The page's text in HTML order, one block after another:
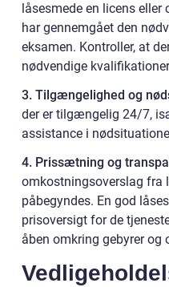
låsesmede en licens eller
har gennemgået den
eksamen. Kontroller, at
nødvendige
3. Tilgængelighed og
der er tilgængelig 24/7,
assistance i
4. Prissætning og
omkostningsoverslag fra
påbegyndes. En god
prisoversigt for de
åben omkring gebyrer og